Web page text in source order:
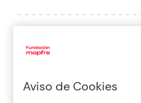
Empresas del Mercado Silver
Aviso de Cookies